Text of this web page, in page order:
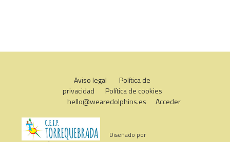
Aviso legal
Política de
privacidad
Política de cookies
hello@wearedolphins.es
Acceder
Diseñado por